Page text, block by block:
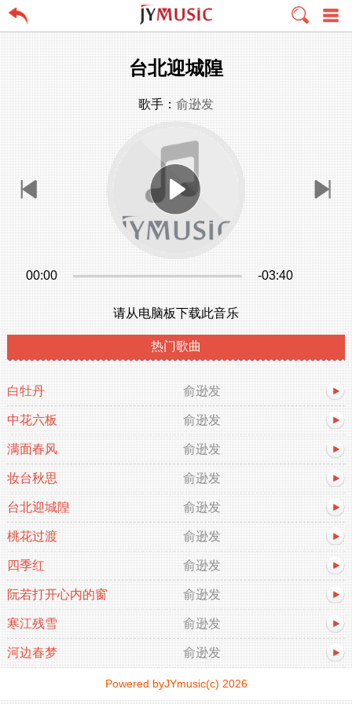
台北迎城隍
歌手：俞逊发
00:00 -03:40
请从电脑板下载此音乐
热门歌曲
白牡丹 俞逊发
中花六板 俞逊发
满面春风 俞逊发
妆台秋思 俞逊发
台北迎城隍 俞逊发
桃花过渡 俞逊发
四季红 俞逊发
阮若打开心内的窗 俞逊发
寒江残雪 俞逊发
河边春梦 俞逊发
Powered byJYmusic(c) 2026